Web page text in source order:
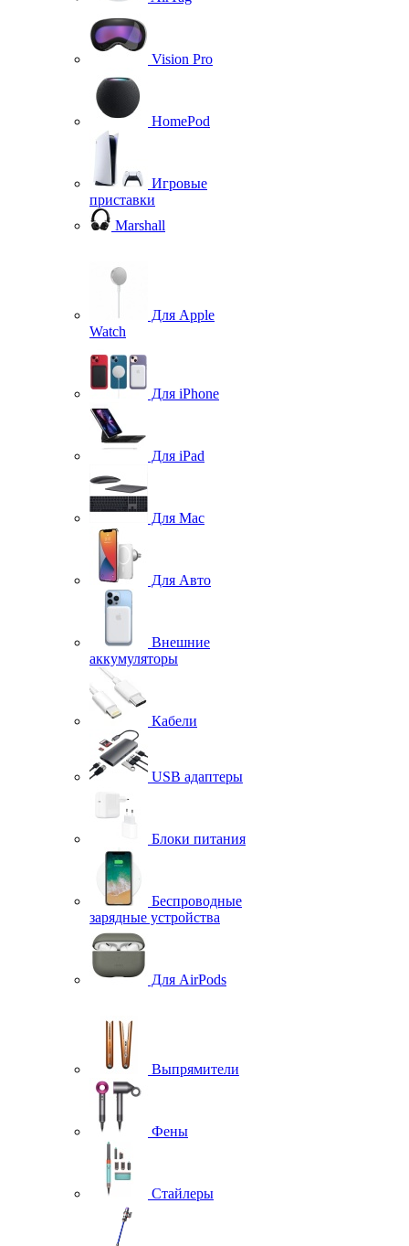
Vision Pro
HomePod
Игровые
приставки
Marshall
Для Apple
Watch
Для iPhone
Для iPad
Для Mac
Для Авто
Внешние
аккумуляторы
Кабели
USB адаптеры
Блоки питания
Беспроводные
зарядные устройства
Для AirPods
Выпрямители
Фены
Стайлеры